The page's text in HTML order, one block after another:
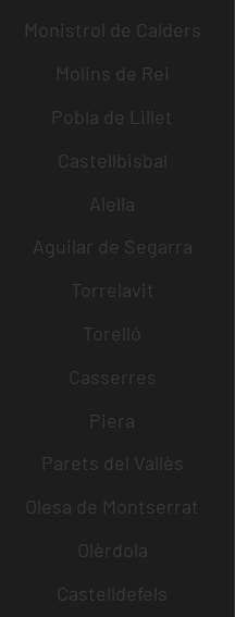
Monistrol de Calders
Molins de Rei
Pobla de Lillet
Castellbisbal
Alella
Aguilar de Segarra
Torrelavit
Torelló
Casserres
Piera
Parets del Vallès
Olesa de Montserrat
Olèrdola
Castelldefels